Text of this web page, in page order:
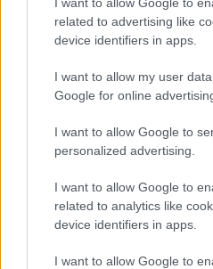
related to advertising like
device identifiers in apps.
I want to allow my user
Google for online
I want to allow Google to
personalized advertising.
I want to allow Google to
related to analytics like
device identifiers in apps.
I want to allow Google to